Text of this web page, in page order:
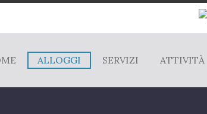
ALLOGGI SERVIZI ATTIVITÀ